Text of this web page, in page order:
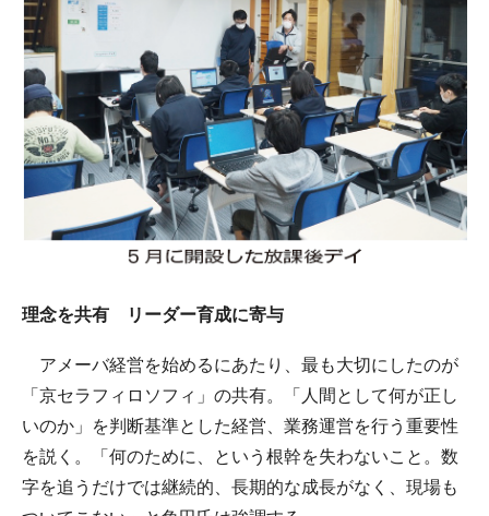
理念を共有 リーダー育成に寄与
アメーバ経営を始めるにあたり、最も大切にしたのが
「京セラフィロソフィ」の共有。「人間として何が正し
いのか」を判断基準とした経営、業務運営を行う重要性
を説く。「何のために、という根幹を失わないこと。数
字を追うだけでは継続的、長期的な成長がなく、現場も